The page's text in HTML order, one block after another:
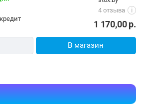
4 отзыва
i
1 170,00р.
В магазин